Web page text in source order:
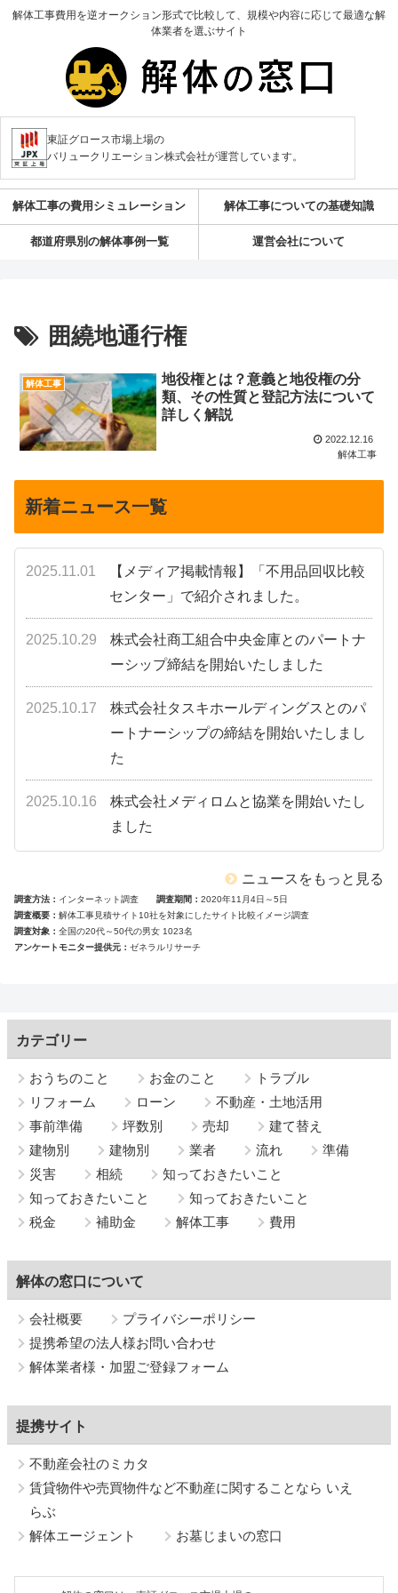
解体工事費用を逆オークション形式で比較して、規模や内容に応じて最適な解
体業者を選ぶサイト
東証グロース市場上場の
バリュークリエーション株式会社が運営しています。
解体工事の費用シミュレーション 解体工事についての基礎知識
都道府県別の解体事例一覧 運営会社について
囲繞地通行権
解体工事
地役権とは？意義と地役権の分
類、その性質と登記方法について
詳しく解説
2022.12.16
解体工事
新着ニュース一覧
2025.11.01
【メディア掲載情報】「不用品回収比較
センター」で紹介されました。
2025.10.29
株式会社商工組合中央金庫とのパートナ
ーシップ締結を開始いたしました
2025.10.17
株式会社タスキホールディングスとのパ
ートナーシップの締結を開始いたしまし
た
2025.10.16
株式会社メディロムと協業を開始いたし
ました
ニュースをもっと見る
調査方法 インターネット調査 調査期間
2020年11月4日～5日
調査概要
解体工事見積サイト10社を対象にしたサイト比較イメージ調査
調査対象
全国の20代～50代の男女 1023名
アンケートモニター提供元
ゼネラルリサーチ
カテゴリー
おうちのこと お金のこと
トラブル
リフォーム
ローン
不動産・土地活用
事前準備
坪数別 売却
建て替え
建物別
建物別 業者 流れ
準備
災害
相続
知っておきたいこと
知っておきたいこと
知っておきたいこと
税金
補助金 解体工事 費用
解体の窓口について
会社概要
プライバシーポリシー
提携希望の法人様お問い合わせ
解体業者様・加盟ご登録フォーム
提携サイト
不動産会社のミカタ
賃貸物件や売買物件など不動産に関することなら いえ
らぶ
解体エージェント
お墓じまいの窓口